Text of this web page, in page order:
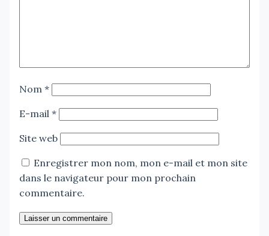
Nom *
E-mail *
Site web
Enregistrer mon nom, mon e-mail et mon site
dans le navigateur pour mon prochain
commentaire.
Laisser un commentaire